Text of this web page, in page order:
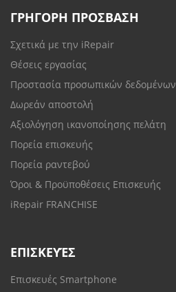
ΓΡΗΓΟΡΗ ΠΡΟΣΒΑΣΗ
Σχετικά με την iRepair
Θέσεις εργασίας
Προστασία προσωπικών δεδομένων
Δωρεάν αποστολή
Αξιολόγηση ικανοποίησης πελάτη
Πορεία επισκευής
Πορεία ραντεβού
Όροι & Προϋποθέσεις Επισκευής
iRepair FRANCHISE
ΕΠΙΣΚΕΥΈΣ
Επισκευές Smartphone